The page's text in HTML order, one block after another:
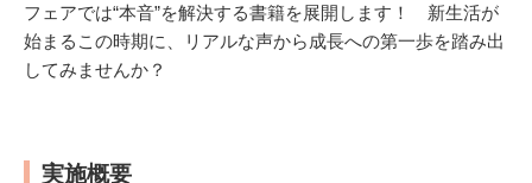
フェアでは“本音”を解決する書籍を展開します！ 新生活が
始まるこの時期に、リアルな声から成長への第一歩を踏み出
してみませんか？
実施概要